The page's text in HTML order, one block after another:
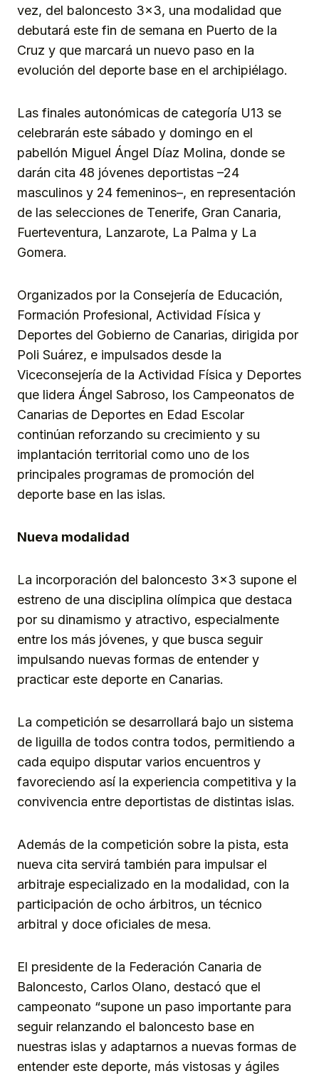
vez, del baloncesto 3×3, una modalidad que
debutará este fin de semana en Puerto de la
Cruz y que marcará un nuevo paso en la
evolución del deporte base en el archipiélago.
Las finales autonómicas de categoría U13 se
celebrarán este sábado y domingo en el
pabellón Miguel Ángel Díaz Molina, donde se
darán cita 48 jóvenes deportistas –24
masculinos y 24 femeninos–, en representación
de las selecciones de Tenerife, Gran Canaria,
Fuerteventura, Lanzarote, La Palma y La
Gomera.
Organizados por la Consejería de Educación,
Formación Profesional, Actividad Física y
Deportes del Gobierno de Canarias, dirigida por
Poli Suárez, e impulsados desde la
Viceconsejería de la Actividad Física y Deportes
que lidera Ángel Sabroso, los Campeonatos de
Canarias de Deportes en Edad Escolar
continúan reforzando su crecimiento y su
implantación territorial como uno de los
principales programas de promoción del
deporte base en las islas.
Nueva modalidad
La incorporación del baloncesto 3×3 supone el
estreno de una disciplina olímpica que destaca
por su dinamismo y atractivo, especialmente
entre los más jóvenes, y que busca seguir
impulsando nuevas formas de entender y
practicar este deporte en Canarias.
La competición se desarrollará bajo un sistema
de liguilla de todos contra todos, permitiendo a
cada equipo disputar varios encuentros y
favoreciendo así la experiencia competitiva y la
convivencia entre deportistas de distintas islas.
Además de la competición sobre la pista, esta
nueva cita servirá también para impulsar el
arbitraje especializado en la modalidad, con la
participación de ocho árbitros, un técnico
arbitral y doce oficiales de mesa.
El presidente de la Federación Canaria de
Baloncesto, Carlos Olano, destacó que el
campeonato “supone un paso importante para
seguir relanzando el baloncesto base en
nuestras islas y adaptarnos a nuevas formas de
entender este deporte, más vistosas y ágiles